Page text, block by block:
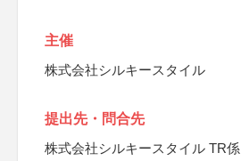
主催
株式会社シルキースタイル
提出先・問合先
株式会社シルキースタイル TR係